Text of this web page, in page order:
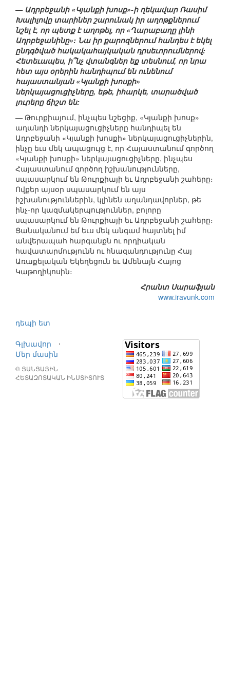
— Ադրբեջանի «Կյանքի խոսք»-ի ղեկավար Ռասիմ
Խալիլովը տարիներ շարունակ իր աղոթքներում
նշել է, որ պետք է աղոթել, որ «Ղարաբաղը լինի
Ադրբեջանինը»: Նա իր քարոզներում հանդես է եկել
ընդգծված հակակահայկական դրսեւորումներով:
Հետեւապես, ի՞նչ վտանգներ եք տեսնում, որ նրա
հետ այս օրերին հանդիպում են ունենում
հայաստանյան «Կյանքի խոսքի»
ներկայացուցիչները, եթե, իհարկե, տարածված
լուրերը ճիշտ են:
— Թուրքիայում, ինչպես նշեցիք, «Կյանքի խոսք»
աղանդի ներկայացուցիչները հանդիպել են
Ադրբեջանի «Կյանքի խոսքի» ներկայացուցիչներին,
ինչը եւս մեկ ապացույց է, որ Հայաստանում գործող
«Կյանքի խոսքի» ներկայացուցիչները, ինչպես
Հայաստանում գործող իշխանությունները,
սպասարկում են Թուրքիայի եւ Ադրբեջանի շահերը։
Ովքեր այսօր սպասարկում են այս
իշխանություններին, կլինեն աղանդավորներ, թե
ինչ-որ կազմակերպություններ, բոլորը
սպասարկում են Թուրքիայի եւ Ադրբեջանի շահերը։
Ցանականում եմ եւս մեկ անգամ հայտնել իմ
անվերապահ հարգանքն ու որդիական
հավատարմությունն ու հնազանդությունը Հայ
Առաքելական Եկեղեցուն եւ Ամենայն Հայոց
Կաթողիկոսին։
Հրանտ Սարաֆյան
www.iravunk.com
դեպի ետ
Գլխավոր
⋅
Մեր մասին
© ՑԱՆՑԱՅԻՆ
ՀԵՏԱԶՈՏԱԿԱՆ ԻՆՍՏԻՏՈՒՏ